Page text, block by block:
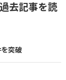
去記事を読
突破